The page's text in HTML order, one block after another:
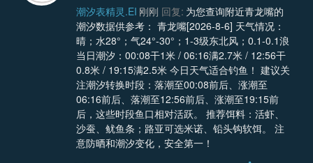
潮汐表精灵.EI 刚刚 回复: 为您查询附近青龙嘴的
潮汐数据供参考： 青龙嘴[2026-8-6] 天气情况：
晴；水28°；气24°-30°；1-3级东北风；0.1-0.1浪
当日潮汐：00:08干1米 / 06:16满2.7米 / 12:56干
0.8米 / 19:15满2.5米 今日天气适合钓鱼！ 建议关
注潮汐转换时段：落潮至00:08前后、涨潮至
06:16前后、落潮至12:56前后、涨潮至19:15前
后，这些时段鱼口相对活跃。 推荐饵料：活虾、
沙蚕、鱿鱼条；路亚可选米诺、铅头钩软饵。 注
意防晒和潮汐变化，安全第一！